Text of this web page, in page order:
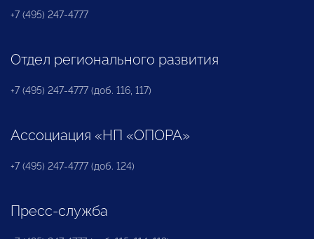
+7 (495) 247-4777
Отдел регионального развития
+7 (495) 247-4777 (доб. 116, 117)
Ассоциация «НП «ОПОРА»
+7 (495) 247-4777 (доб. 124)
Пресс-служба